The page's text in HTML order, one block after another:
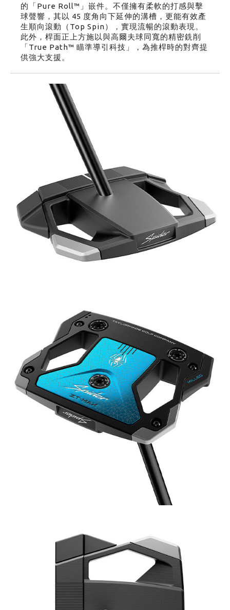
的「Pure Roll™」嵌件。不僅擁有柔軟的打感與擊
球聲響，其以 45 度角向下延伸的溝槽，更能有效產
生順向滾動（Top Spin），實現流暢的滾動表現。
此外，桿面正上方施以與高爾夫球同寬的精密銑削
「True Path™ 瞄準導引科技」，為推桿時的對齊提
供強大支援。